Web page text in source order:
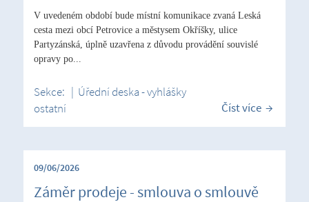
V uvedeném období bude místní komunikace zvaná Leská
cesta mezi obcí Petrovice a městysem Okříšky, ulice
Partyzánská, úplně uzavřena z důvodu provádění souvislé
opravy po...
Sekce: | Úřední deska - vyhlášky
ostatní
Číst více
09/06/2026
Záměr prodeje - smlouva o smlouvě